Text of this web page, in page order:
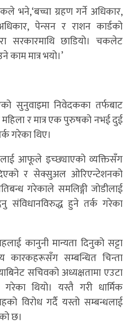
भने,‘बच्चा ग्रहण गर्ने अधिकार,
पेन्सन र राशन कार्डको
सरकारमाथि छाडियो। चकलेट
काम मात्र भयो।’
सुनुवाइमा निवेदकका तर्फबाट
र मात्र एक पुरुषको नभई दुई
गरेका थिए।
आफूले इच्छ्याएको व्यक्तिसँग
र सेक्सुअल ओरिएन्टेशनको
गरेकाले समलिङ्गी जोडीलाई
संविधानविरुद्ध हुने तर्क गरेका
कानुनी मान्यता दिनुको सट्टा
कारकहरूसँग सम्बन्धित चिन्ता
सचिवको अध्यक्षतामा एउटा
गरेका थियो। यस्तै गरी धार्मिक
विरोध गर्दै यस्तो सम्बन्धलाई
छ।